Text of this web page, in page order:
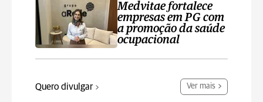
Medvitae fortalece
empresas em PG com
a promoção da saúde
ocupacional
Quero divulgar Ver mais